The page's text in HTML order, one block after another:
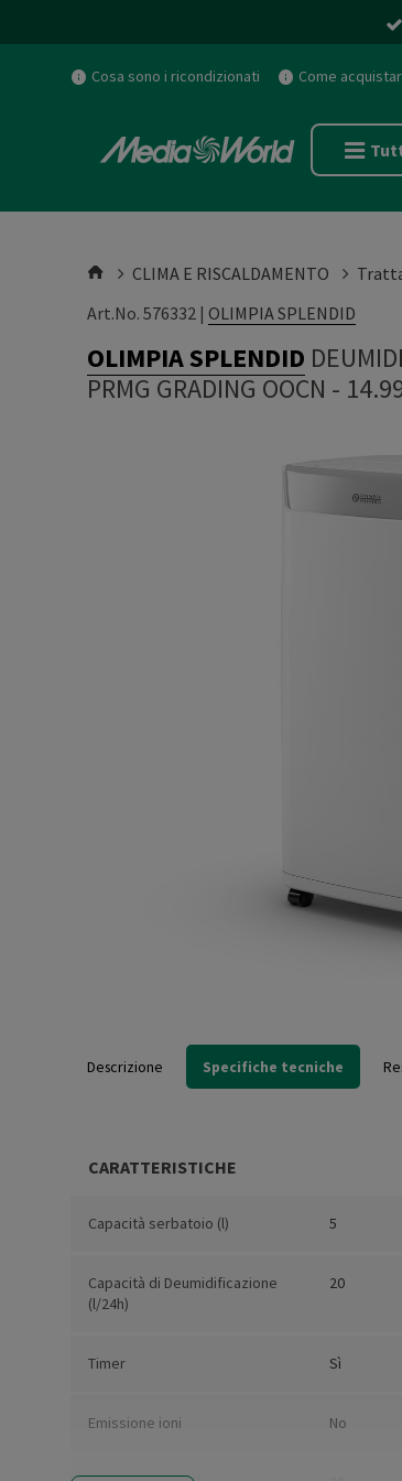
Cosa sono i ricondizionati Come
CLIMA E RISCALDAMENTO
Art.No. 576332 | OLIMPIA SPLENDID
OLIMPIA SPLENDID
PRMG GRADING OOCN -
Descrizione Specifiche tecniche
CARATTERISTICHE
Capacità serbatoio (l) 5
Capacità di Deumidificazione
(l/24h)
20
Timer Sì
Emissione ioni No